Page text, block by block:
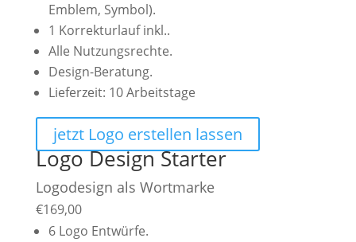
Emblem, Symbol).
1 Korrekturlauf inkl..
Alle Nutzungsrechte.
Design-Beratung.
Lieferzeit: 10 Arbeitstage
jetzt Logo erstellen lassen
Logo Design Starter
Logodesign als Wortmarke
€169,00
6 Logo Entwürfe.